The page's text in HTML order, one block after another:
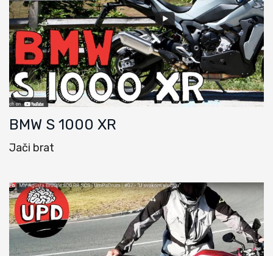
BMW S 1000 XR
Jači brat